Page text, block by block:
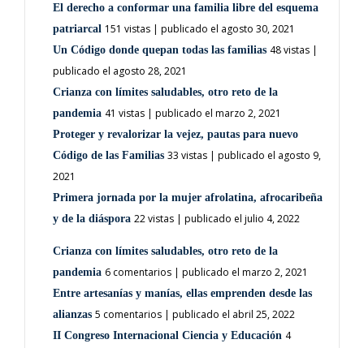
El derecho a conformar una familia libre del esquema
patriarcal 151 vistas | publicado el agosto 30, 2021
Un Código donde quepan todas las familias 48 vistas |
publicado el agosto 28, 2021
Crianza con límites saludables, otro reto de la
pandemia 41 vistas | publicado el marzo 2, 2021
Proteger y revalorizar la vejez, pautas para nuevo
Código de las Familias 33 vistas | publicado el agosto 9,
2021
Primera jornada por la mujer afrolatina, afrocaribeña
y de la diáspora 22 vistas | publicado el julio 4, 2022
Crianza con límites saludables, otro reto de la
pandemia 6 comentarios | publicado el marzo 2, 2021
Entre artesanías y manías, ellas emprenden desde las
alianzas 5 comentarios | publicado el abril 25, 2022
II Congreso Internacional Ciencia y Educación 4